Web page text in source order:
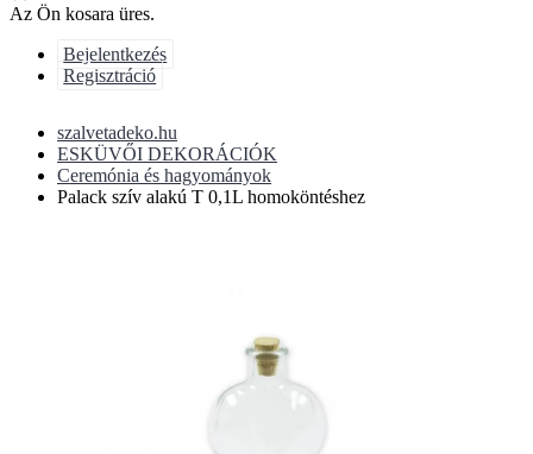
Az Ön kosara üres.
Bejelentkezés
Regisztráció
szalvetadeko.hu
ESKÜVŐI DEKORÁCIÓK
Ceremónia és hagyományok
Palack szív alakú T 0,1L homoköntéshez